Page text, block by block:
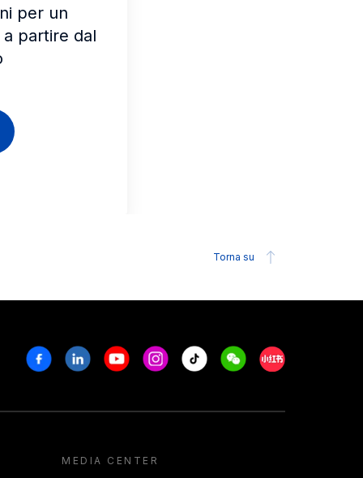
per un
partire dal
Torna su
FacebookLinkedinYoutubeInstagram
Tiktok WeechatXiaohongshu/
MEDIA CENTER